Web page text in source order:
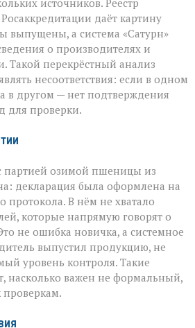
даёт картину
выпущены, а система «Сатурн»
о производителях и
Такой перекрёстный анализ
несоответствия: если в одном
в другом — нет подтверждения
для проверки.
партией озимой пшеницы из
декларация была оформлена на
протокола. В нём не хватало
которые напрямую говорят о
не ошибка новичка, а системное
выпустил продукцию, не
уровень контроля. Такие
насколько важен не формальный,